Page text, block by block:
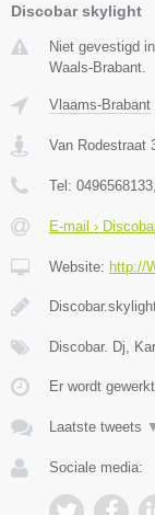
Discobar skylight
Niet gevestigd
Waals-Brabant.
Vlaams-Brabant
Van Rodestraat
Tel: 0496568133
E-mail ›
Website: http://
Discobar. Dj,
Er wordt
Laatste tweets
Sociale media: